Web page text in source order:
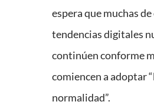
espera que muchas de
tendencias digitales
continúen conforme
comiencen a adoptar
normalidad”.